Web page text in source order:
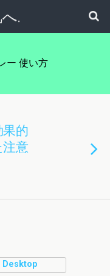
.
ー 使い方
的
意
Desktop